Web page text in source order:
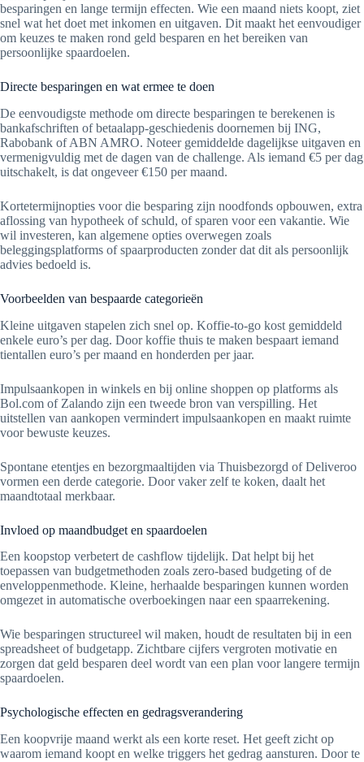
besparingen en lange termijn effecten. Wie een maand niets koopt, ziet
snel wat het doet met inkomen en uitgaven. Dit maakt het eenvoudiger
om keuzes te maken rond geld besparen en het bereiken van
persoonlijke spaardoelen.
Directe besparingen en wat ermee te doen
De eenvoudigste methode om directe besparingen te berekenen is
bankafschriften of betaalapp-geschiedenis doornemen bij ING,
Rabobank of ABN AMRO. Noteer gemiddelde dagelijkse uitgaven en
vermenigvuldig met de dagen van de challenge. Als iemand €5 per dag
uitschakelt, is dat ongeveer €150 per maand.
Kortetermijnopties voor die besparing zijn noodfonds opbouwen, extra
aflossing van hypotheek of schuld, of sparen voor een vakantie. Wie
wil investeren, kan algemene opties overwegen zoals
beleggingsplatforms of spaarproducten zonder dat dit als persoonlijk
advies bedoeld is.
Voorbeelden van bespaarde categorieën
Kleine uitgaven stapelen zich snel op. Koffie-to-go kost gemiddeld
enkele euro’s per dag. Door koffie thuis te maken bespaart iemand
tientallen euro’s per maand en honderden per jaar.
Impulsaankopen in winkels en bij online shoppen op platforms als
Bol.com of Zalando zijn een tweede bron van verspilling. Het
uitstellen van aankopen vermindert impulsaankopen en maakt ruimte
voor bewuste keuzes.
Spontane etentjes en bezorgmaaltijden via Thuisbezorgd of Deliveroo
vormen een derde categorie. Door vaker zelf te koken, daalt het
maandtotaal merkbaar.
Invloed op maandbudget en spaardoelen
Een koopstop verbetert de cashflow tijdelijk. Dat helpt bij het
toepassen van budgetmethoden zoals zero-based budgeting of de
enveloppenmethode. Kleine, herhaalde besparingen kunnen worden
omgezet in automatische overboekingen naar een spaarrekening.
Wie besparingen structureel wil maken, houdt de resultaten bij in een
spreadsheet of budgetapp. Zichtbare cijfers vergroten motivatie en
zorgen dat geld besparen deel wordt van een plan voor langere termijn
spaardoelen.
Psychologische effecten en gedragsverandering
Een koopvrije maand werkt als een korte reset. Het geeft zicht op
waarom iemand koopt en welke triggers het gedrag aansturen. Door te